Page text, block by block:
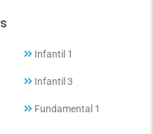
Infantil 1
Infantil 3
Fundamental 1